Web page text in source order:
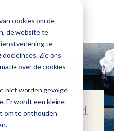
cookies om de
de website te
te
Zie ons
over de cookies
niet worden gevolgd
Er wordt een kleine
om te onthouden
aan het woord.